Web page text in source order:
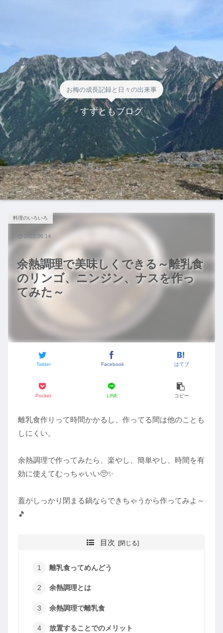
お梅の成長記録と日々の出来事
すずともブログ
余熱調理で美味しくできる～離乳食
のリンゴ、ニンジン、ナスを作っ
てみた～
料理のいろいろ
Twitter Facebook はてブ
Pocket LINE コピー
2022.06.14
離乳食作りって時間かかるし、作ってる間は他のことも
しにくい。
余熱調理で作ってみたら、楽やし、簡単やし、時間を有
効に使えてむっちゃいい🥺✨
蓋がしっかり閉まる鍋ならできちゃうから作ってみよ～
🎵
目次
離乳食ってめんどう
余熱調理とは
余熱調理で離乳食
放置することでのメリット